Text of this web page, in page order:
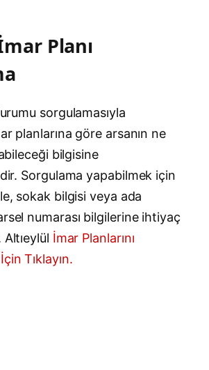
Planı
sorgulamasıyla
planlarına göre arsanın ne
bilgisine
Sorgulama yapabilmek için
sokak bilgisi veya ada
numarası bilgilerine ihtiyaç
İmar Planlarını
Tıklayın.